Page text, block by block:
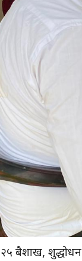
२५ बैशाख, शुद्धोधन